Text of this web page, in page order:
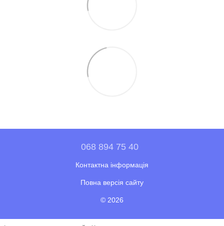
068 894 75 40
Контактна інформація
Повна версія сайту
© 2026